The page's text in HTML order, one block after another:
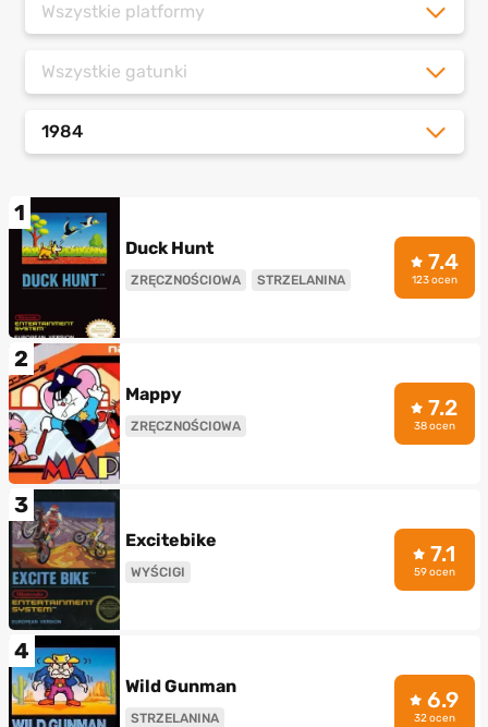
Wszystkie platformy
Wszystkie gatunki
1984
1
Duck Hunt
ZRĘCZNOŚCIOWA STRZELANINA
7.4
123 ocen
2
Mappy
ZRĘCZNOŚCIOWA
7.2
38 ocen
3
Excitebike
WYŚCIGI
7.1
59 ocen
4
Wild Gunman
STRZELANINA
6.9
32 ocen